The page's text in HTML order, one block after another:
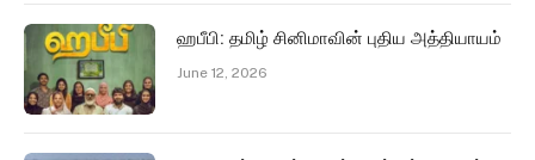
ஹபீபி: தமிழ் சினிமாவின் புதிய அத்தியாயம்
June 12, 2026